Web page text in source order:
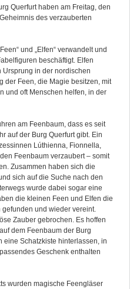
Querfurt haben am Freitag, den
des verzauberten
und „Elfen“ verwandelt und
beschäftigt. Elfen
Ursprung in der nordischen
der Feen, die Magie besitzen, mit
und oft Menschen helfen, in der
am Feenbaum, dass es seit
auf der Burg Querfurt gibt. Ein
Lúthienna, Fionnella,
Feenbaum verzaubert – somit
Zusammen haben sich die
sich auf die Suche nach den
wurde dabei sogar eine
die kleinen Feen und Elfen die
und wieder vereint.
Zauber gebrochen. Es hoffen
dem Feenbaum der Burg
eine Schatzkiste hinterlassen, in
Geschenk enthalten
wurden magische Feengläser